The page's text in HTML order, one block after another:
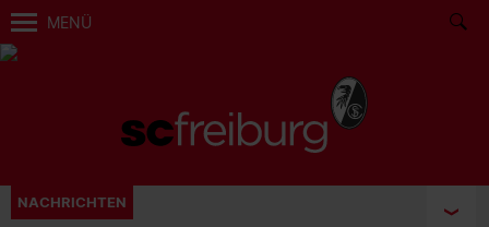
MENÜ
NACHRICHTEN